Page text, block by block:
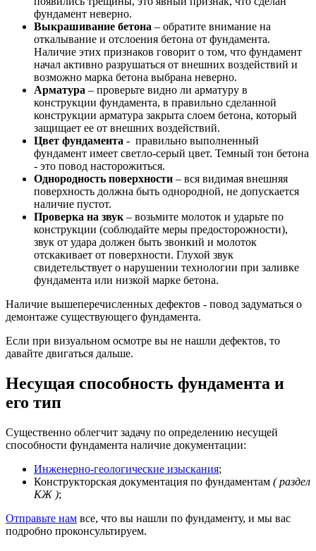
фундамент неверно.
Выкрашивание бетона – обратите внимание на
откалывание и отслоения бетона от фундамента.
Наличие этих признаков говорит о том, что фундамент
начал активно разрушаться от внешних воздействий и
возможно марка бетона выбрана неверно.
Арматура – проверьте видно ли арматуру в
конструкции фундамента, в правильно сделанной
конструкции арматура закрыта слоем бетона, который
защищает ее от внешних воздействий.
Цвет фундамента - правильно выполненный
фундамент имеет светло-серый цвет. Темный тон бетона
- это повод насторожиться.
Однородность поверхности – вся видимая внешняя
поверхность должна быть однородной, не допускается
наличие пустот.
Проверка на звук – возьмите молоток и ударьте по
конструкции (соблюдайте меры предосторожности),
звук от удара должен быть звонкий и молоток
отскакивает от поверхности. Глухой звук
свидетельствует о нарушении технологии при заливке
фундамента или низкой марке бетона.
Наличие вышеперечисленных дефектов - повод задуматься о
демонтаже существующего фундамента.
Если при визуальном осмотре вы не нашли дефектов, то
давайте двигаться дальше.
Несущая способность фундамента и
его тип
Существенно облегчит задачу по определению несущей
способности фундамента наличие документации:
Инженерно-геологические изыскания;
Конструкторская документация по фундаментам ( раздел
КЖ );
Отправьте нам все, что вы нашли по фундаменту, и мы вас
подробно проконсультируем.